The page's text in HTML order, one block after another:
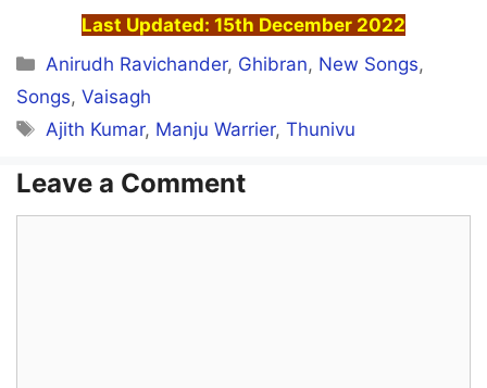
Atti Ulla Yaaru Paar
Thatti Vutta ThaaruMaaru
Atti Ulla Yaaru Paar
Thatti Vutta ThaaruMaaru
Atti Ulla Yaaru Paar
Last Updated: 15th December 2022
Categories
Anirudh Ravichander, Ghibran, New Songs,
Songs, Vaisagh
Tags
Ajith Kumar, Manju Warrier,Thunivu
Leave a Comment